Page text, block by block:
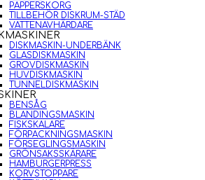
PAPPERSKORG
TILLBEHÖR DISKRUM-STÄD
VATTENAVHÄRDARE
DISKMASKIN-UNDERBÄNK
GLASDISKMASKIN
GROVDISKMASKIN
HUVDISKMASKIN
TUNNELDISKMASKIN
BENSÅG
BLANDINGSMASKIN
FISKSKALARE
FÖRPACKNINGSMASKIN
FÖRSEGLINGSMASKIN
GRÖNSAKSSKÄRARE
HAMBURGERPRESS
KORVSTOPPARE